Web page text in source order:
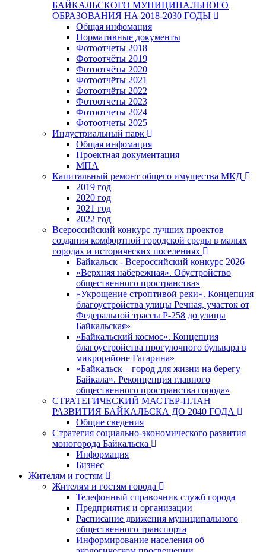
БАЙКАЛЬСКОГО МУНИЦИПАЛЬНОГО
ОБРАЗОВАНИЯ НА 2018-2030 ГОДЫ
Общая инфомация
Нормативные документы
Фотоотчеты 2018
Фотоотчёты 2019
Фотоотчёты 2020
Фотоотчёты 2021
Фотоотчёты 2022
Фотоотчеты 2023
Фотоотчеты 2024
Фотоотчеты 2025
Индустриальный парк
Общая инфомация
Проектная документация
МПА
Капитальный ремонт общего имущества МКД
2019 год
2020 год
2021 год
2022 год
Всероссийский конкурс лучших проектов
создания комфортной городской среды в малых
городах и исторических поселениях
Байкальск - Всероссийский конкурс 2026
«Верхняя набережная». Обустройство
общественного пространства»
«Укрощение строптивой реки». Концепция
благоустройства улицы Речная, участок от
Федеральной трассы Р-258 до улицы
Байкальская»
«Байкальский космос». Концепция
благоустройства прогулочного бульвара в
микрорайоне Гагарина»
«Байкальск – город для жизни на берегу
Байкала». Реконцепция главного
общественного пространства города»
СТРАТЕГИЧЕСКИЙ МАСТЕР-ПЛАН
РАЗВИТИЯ БАЙКАЛЬСКА ДО 2040 ГОДА
Общие сведения
Стратегия социально-экономического развития
моногорода Байкальска
Информация
Бизнес
Жителям и гостям
Жителям и гостям города
Телефонный справочник служб города
Предприятия и организации
Расписание движения муниципального
общественного транспорта
Информирование населения об